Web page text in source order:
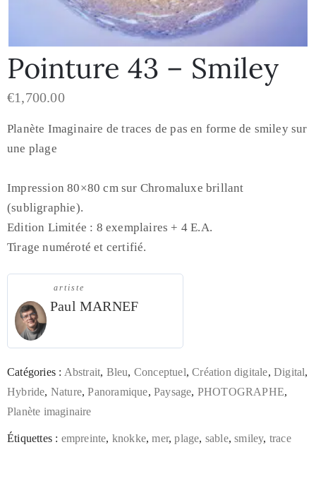
Pointure 43 – Smiley
€1,700.00
Planète Imaginaire de traces de pas en forme de smiley sur
une plage
Impression 80×80 cm sur Chromaluxe brillant
(subligraphie).
Edition Limitée : 8 exemplaires + 4 E.A.
Tirage numéroté et certifié.
artiste
Paul MARNEF
Catégories : Abstrait, Bleu, Conceptuel,Création digitale,Digital,
Hybride, Nature,Panoramique,Paysage, PHOTOGRAPHE,
Planète imaginaire
Étiquettes : empreinte, knokke,mer,plage, sable,smiley, trace